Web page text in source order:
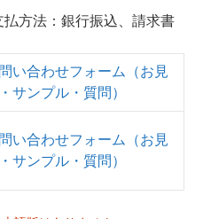
方法：銀行振込、請求書
い合わせフォーム（お見
サンプル・質問）
い合わせフォーム（お見
サンプル・質問）